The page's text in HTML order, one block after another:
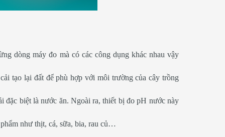
dòng máy đo mà có các công dụng khác nhau vậy
tạo lại đất để phù hợp với môi trường của cây trồng
biệt là nước ăn. Ngoài ra, thiết bị đo pH nước này
như thịt, cá, sữa, bia, rau củ…